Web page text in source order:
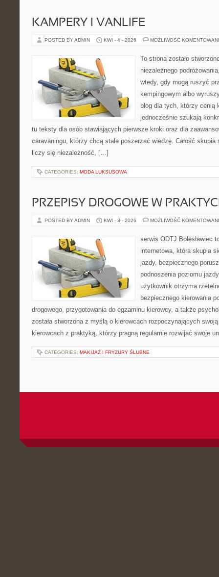
KAMPERY I VANLIFE
POSTED BY ADMIN KWI - 4 - 2026 MOŻLIWOŚĆ
To strona zostało
niezależnego
wtedy, gdy mogą ruszyć
kempingowym albo
blog dla tych, którzy cenią
jednocześnie szukają
tu teksty dla osób stawiających pierwsze kroki oraz dla
caravaningu, którzy chcą stale poszerzać wiedzę. Całość skupia
liczy się niezależność, […]
CATEGORIES: MODA LUKSUSOWA
PRZEPISY DROGOWE W
POSTED BY ADMIN KWI - 3 - 2026 MOŻLIWOŚĆ
serwis ODTJ Bolesławiec
internetowa, która skupia
jazdy, bezpiecznego
podnoszenia poziomu
użytkownik otrzyma
bezpiecznego kierowania
drogowego, przygotowania do egzaminu kierowcy, a także
została stworzona z myślą o kierowcach rozpoczynających
kierowcach z praktyką, którzy pragną regularnie rozwijać swoje
CATEGORIES: MAKIJAŻ I FRYZURY ŚLUBNE